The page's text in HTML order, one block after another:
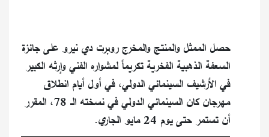
حصل الممثل والمنتج والمخرج روبرت دي نيرو على جائزة
السعفة الذهبية الفخرية تكريماً لمشواره الفني وإرثه الكبير
في الأرشيف السينمائي الدولي، في أول أيام انطلاق
مهرجان كان السينمائي الدولي في نسخته الـ 78، المقرر
أن تستمر حتى يوم 24 مايو الجاري.